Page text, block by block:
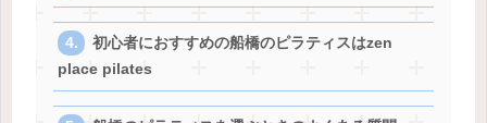
初心者におすすめの船橋のピラティスはzen
place pilates